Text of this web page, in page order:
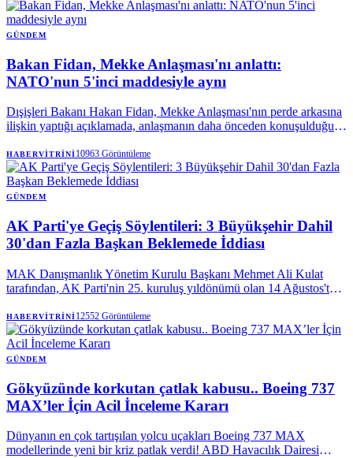
GÜNDEM
Bakan Fidan, Mekke Anlaşması'nı anlattı:
NATO'nun 5'inci maddesiyle aynı
Dışişleri Bakanı Hakan Fidan, Mekke Anlaşması'nın perde arkasına
ilişkin yaptığı açıklamada, anlaşmanın daha önceden konuşulduğunu
sözlerini kullanarak, Mekke Ortak Savunma Anlaşması'nın teknik
olarak, NATO Antlaşması'nın kolektif savunmaya ilişkin 5.
maddesiyle aynı olduğunu söyledi.
HABERVITRINI10963 Görüntüleme
GÜNDEM
AK Parti'ye Geçiş Söylentileri: 3 Büyükşehir Dahil
30'dan Fazla Başkan Beklemede İddiası
MAK Danışmanlık Yönetim Kurulu Başkanı Mehmet Ali Kulat
tarafından, AK Parti'nin 25. kuruluş yıldönümü olan 14 Ağustos'ta,
fazla yerel yöneticinin partiye katılmak üzere sırada olduğu öne
sürüldü. Kulat, bu geçişlerin henüz netlik kazanmadığını da belirtti.
HABERVITRINI12552 Görüntüleme
GÜNDEM
Gökyüzünde korkutan çatlak kabusu.. Boeing 737
MAX’ler İçin Acil İnceleme Kararı
Dünyanın en çok tartışılan yolcu uçakları Boeing 737 MAX
modellerinde yeni bir kriz patlak verdi! ABD Havacılık Dairesi